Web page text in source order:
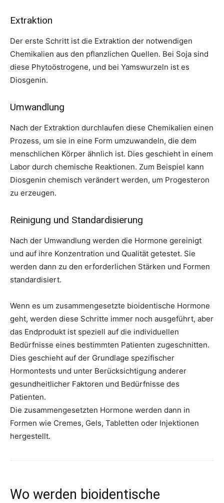
Extraktion
Der erste Schritt ist die Extraktion der notwendigen
Chemikalien aus den pflanzlichen Quellen. Bei Soja sind
diese Phytoöstrogene, und bei Yamswurzeln ist es
Diosgenin.
Umwandlung
Nach der Extraktion durchlaufen diese Chemikalien einen
Prozess, um sie in eine Form umzuwandeln, die dem
menschlichen Körper ähnlich ist. Dies geschieht in einem
Labor durch chemische Reaktionen. Zum Beispiel kann
Diosgenin chemisch verändert werden, um Progesteron
zu erzeugen.
Reinigung und Standardisierung
Nach der Umwandlung werden die Hormone gereinigt
und auf ihre Konzentration und Qualität getestet. Sie
werden dann zu den erforderlichen Stärken und Formen
standardisiert.
Wenn es um zusammengesetzte bioidentische Hormone
geht, werden diese Schritte immer noch ausgeführt, aber
das Endprodukt ist speziell auf die individuellen
Bedürfnisse eines bestimmten Patienten zugeschnitten.
Dies geschieht auf der Grundlage spezifischer
Hormontests und unter Berücksichtigung anderer
gesundheitlicher Faktoren und Bedürfnisse des
Patienten.
Die zusammengesetzten Hormone werden dann in
Formen wie Cremes, Gels, Tabletten oder Injektionen
hergestellt.
Wo werden bioidentische